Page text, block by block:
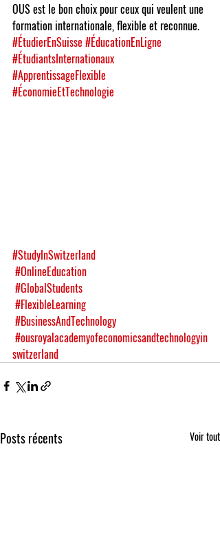
OUS est le bon choix pour ceux qui veulent une
formation internationale, flexible et reconnue.
#ÉtudierEnSuisse #ÉducationEnLigne
#ÉtudiantsInternationaux
#ApprentissageFlexible
#ÉconomieEtTechnologie
#StudyInSwitzerland
#OnlineEducation
#GlobalStudents
#FlexibleLearning
#BusinessAndTechnology
#ousroyalacademyofeconomicsandtechnologyin
switzerland
Posts récents Voir tout